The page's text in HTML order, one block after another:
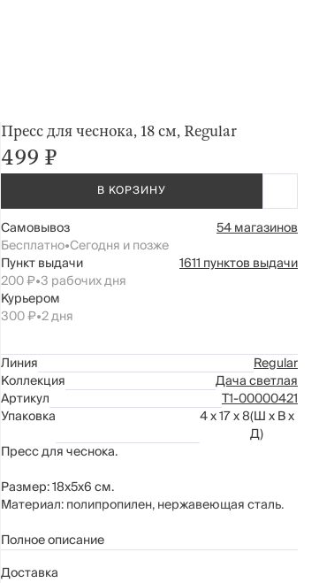
Пресс для чеснока, 18 см, Regular
499 ₽
В КОРЗИНУ
Самовывоз
54 магазинов
Бесплатно•Сегодня и позже
Пункт выдачи
1611 пунктов выдачи
200 ₽•3 рабочих дня
Курьером
300 ₽•2 дня
Линия
Regular
Коллекция
Дача светлая
Артикул
Т1-00000421
Упаковка
4 x 17 x 8(Ш x В x
Д)
Пресс для чеснока.
Размер: 18х5х6 см.
Материал: полипропилен, нержавеющая сталь.
Рекомендуется мыть вручную с применением
ухода абразивные чистящие средства и жесткие
Полное описание
Доставка